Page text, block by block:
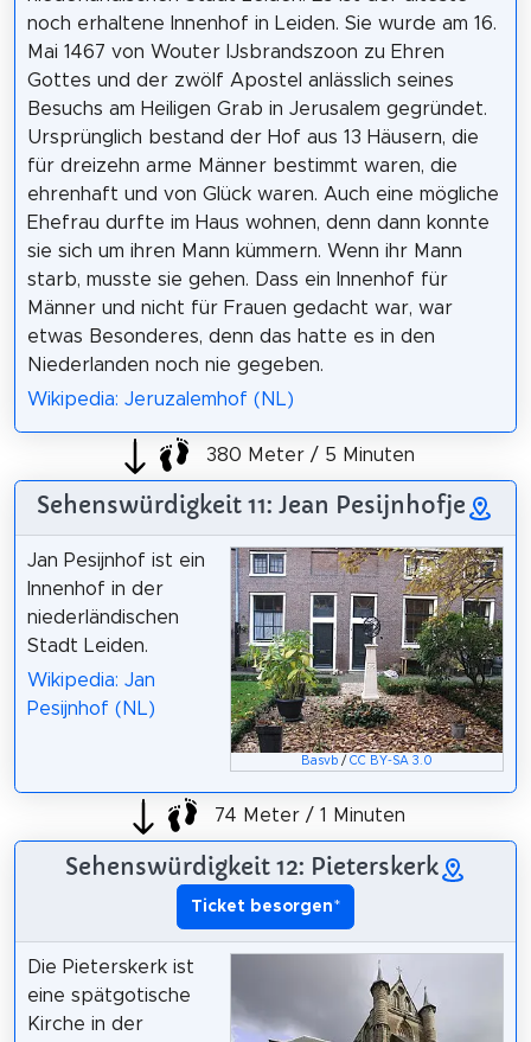
noch erhaltene Innenhof in Leiden. Sie wurde am 16.
Mai 1467 von Wouter IJsbrandszoon zu Ehren
Gottes und der zwölf Apostel anlässlich seines
Besuchs am Heiligen Grab in Jerusalem gegründet.
Ursprünglich bestand der Hof aus 13 Häusern, die
für dreizehn arme Männer bestimmt waren, die
ehrenhaft und von Glück waren. Auch eine mögliche
Ehefrau durfte im Haus wohnen, denn dann konnte
sie sich um ihren Mann kümmern. Wenn ihr Mann
starb, musste sie gehen. Dass ein Innenhof für
Männer und nicht für Frauen gedacht war, war
etwas Besonderes, denn das hatte es in den
Niederlanden noch nie gegeben.
Wikipedia: Jeruzalemhof (NL)
380 Meter / 5 Minuten
Sehenswürdigkeit 11: Jean Pesijnhofje
Basvb /CC BY-SA 3.0
Jan Pesijnhof ist ein
Innenhof in der
niederländischen
Stadt Leiden.
Wikipedia: Jan
Pesijnhof (NL)
74 Meter / 1 Minuten
Sehenswürdigkeit 12: Pieterskerk
Ticket besorgen*
Die Pieterskerk ist
eine spätgotische
Kirche in der